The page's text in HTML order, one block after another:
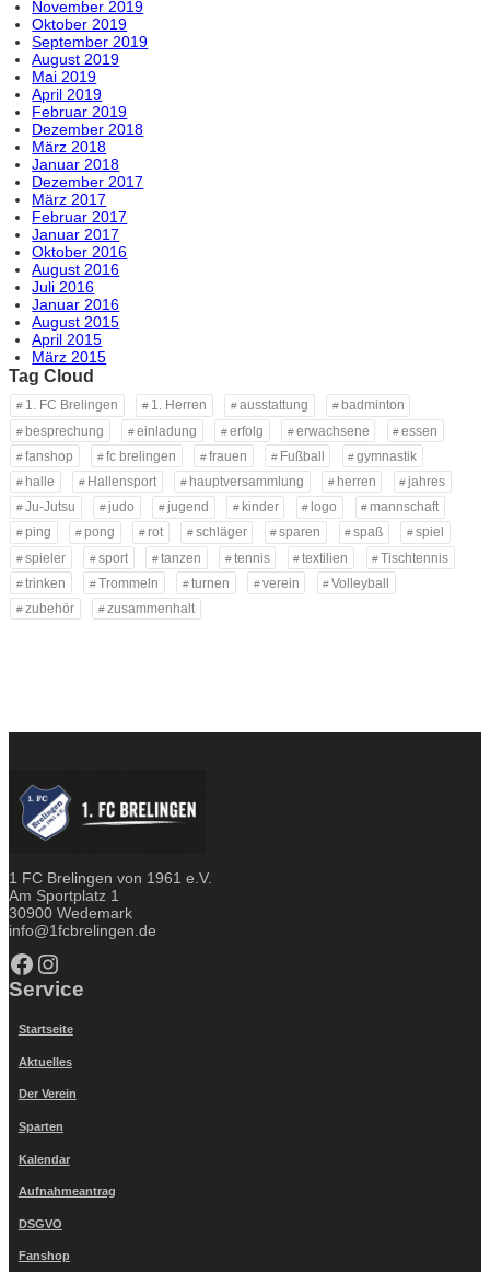
November 2019
Oktober 2019
September 2019
August 2019
Mai 2019
April 2019
Februar 2019
Dezember 2018
März 2018
Januar 2018
Dezember 2017
März 2017
Februar 2017
Januar 2017
Oktober 2016
August 2016
Juli 2016
Januar 2016
August 2015
April 2015
März 2015
Tag Cloud
1. FC Brelingen 1. Herren ausstattung
badminton
besprechung
einladung erfolg erwachsene
essen
fanshop
fc brelingen frauen Fußball
gymnastik
halle
Hallensport hauptversammlung herren
jahres
Ju-Jutsu
judo jugend kinder logo
mannschaft
ping
pong rot schläger sparen spaß
spiel
spieler
sport tanzen tennis textilien
Tischtennis
trinken
Trommeln turnen verein
Volleyball
zubehör
zusammenhalt
1 FC Brelingen von 1961 e.V.
Am Sportplatz 1
30900 Wedemark
info@1fcbrelingen.de
Facebook Instagram
Service
Startseite
Aktuelles
Der Verein
Sparten
Kalendar
Aufnahmeantrag
DSGVO
Fanshop